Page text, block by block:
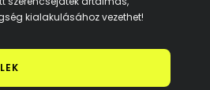
kialakulásához vezethet!